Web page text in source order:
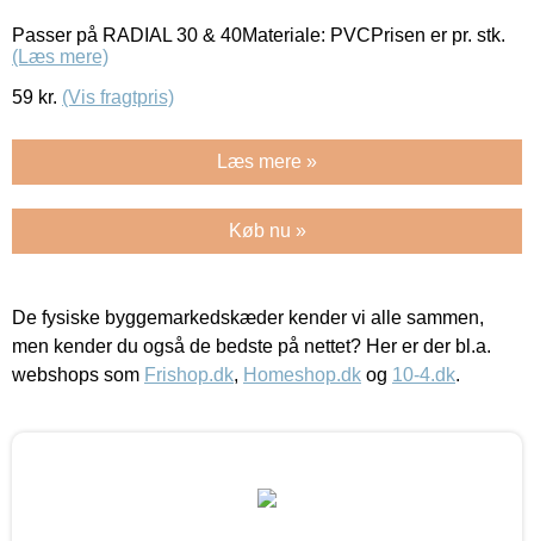
Passer på RADIAL 30 & 40Materiale: PVCPrisen er pr. stk.
(Læs mere)
59 kr. (Vis fragtpris)
Læs mere »
Køb nu »
De fysiske byggemarkedskæder kender vi alle sammen,
men kender du også de bedste på nettet? Her er der bl.a.
webshops som Frishop.dk, Homeshop.dk og 10-4.dk.